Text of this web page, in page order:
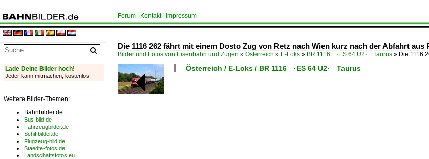
Forum Kontakt Impressum
Die 1116 262 fährt mit einem Dosto Zug von Retz nach Wien kurz nach der Abfahrt aus
Bilder und Fotos von Eisenbahn und Zügen » Österreich » E-Loks » BR 1116 ·ES 64 U2· Taurus » Die 1116
Österreich / E-Loks / BR 1116 ·ES 64 U2· Taurus
Lade Deine Bilder hoch!
Jeder kann mitmachen, kostenlos!
Weitere Bilder-Themen:
Bahnbilder.de
Bus-bild.de
Fahrzeugbilder.de
Schiffbilder.de
Flugzeug-bild.de
Staedte-fotos.de
Landschaftsfotos.eu